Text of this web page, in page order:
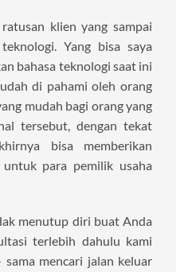
klien yang sampai
Yang bisa saya
bahasa teknologi saat ini
di pahami oleh orang
mudah bagi orang yang
tersebut, dengan tekat
bisa memberikan
para pemilik usaha
menutup diri buat Anda
terlebih dahulu kami
mencari jalan keluar